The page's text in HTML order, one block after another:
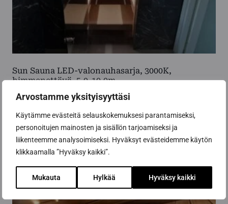
Arvostamme yksityisyyttäsi
Käytämme evästeitä selauskokemuksesi parantamiseksi,
personoitujen mainosten ja sisällön tarjoamiseksi ja
liikenteemme analysoimiseksi. Hyväksyt evästeidemme käytön
klikkaamalla ”Hyväksy kaikki”.
Mukauta Hylkää Hyväksy kaikki
Sun Sauna LED-valonauhasarja, 3000K,
himmenettävä, 5,0-10,0m
325,00€-690,00€Hintaluokka:
325,00 €
-
690,00 €
Valitse vaihtoehdoista
Tällä
tuotteella
useampi
muunnelma.
Voit